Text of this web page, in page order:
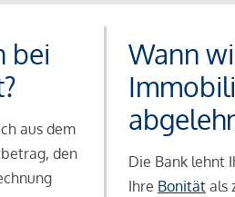
bei
aus dem
den
Wann
Die Bank lehnt
Ihre Bonitätals